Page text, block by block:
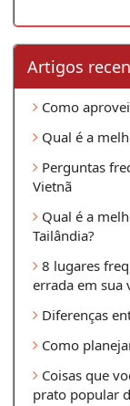
Artigos
Como
Qual é a
Perguntas
Vietnã
Qual é a
Tailândia?
8 lugares
errada em sua
Diferenças
Como
Coisas que
prato popular